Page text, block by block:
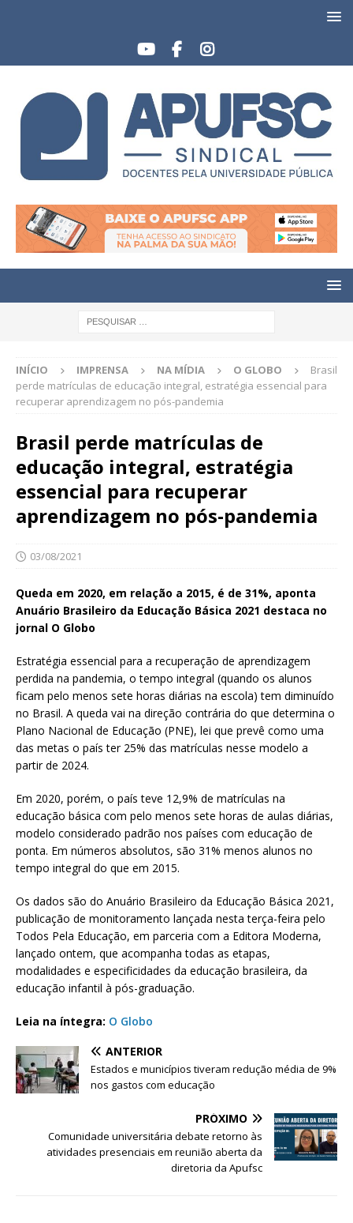
INÍCIO IMPRENSA NA MÍDIA O GLOBO
Brasil
perde matrículas de educação integral, estratégia essencial para
recuperar aprendizagem no pós-pandemia
Brasil perde matrículas de
educação integral, estratégia
essencial para recuperar
aprendizagem no pós-pandemia
03/08/2021
Queda em 2020, em relação a 2015, é de 31%, aponta
Anuário Brasileiro da Educação Básica 2021 destaca no
jornal O Globo
Estratégia essencial para a recuperação de aprendizagem
perdida na pandemia, o tempo integral (quando os alunos
ficam pelo menos sete horas diárias na escola) tem diminuído
no Brasil. A queda vai na direção contrária do que determina o
Plano Nacional de Educação (PNE), lei que prevê como uma
das metas o país ter 25% das matrículas nesse modelo a
partir de 2024.
Em 2020, porém, o país teve 12,9% de matrículas na
educação básica com pelo menos sete horas de aulas diárias,
modelo considerado padrão nos países com educação de
ponta. Em números absolutos, são 31% menos alunos no
tempo integral do que em 2015.
Os dados são do Anuário Brasileiro da Educação Básica 2021,
publicação de monitoramento lançada nesta terça-feira pelo
Todos Pela Educação, em parceria com a Editora Moderna,
lançado ontem, que acompanha todas as etapas,
modalidades e especificidades da educação brasileira, da
educação infantil à pós-graduação.
Leia na íntegra: O Globo
ANTERIOR
Estados e municípios tiveram redução média de 9%
nos gastos com educação
PRÓXIMO
Comunidade universitária debate retorno às
atividades presenciais em reunião aberta da
diretoria da Apufsc